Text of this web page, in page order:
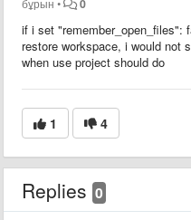
if i set "remember_open_files":
restore workspace, i would not
when use project should do
1 4
Replies 0